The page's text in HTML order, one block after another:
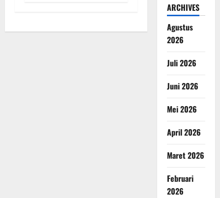
ARCHIVES
Agustus
2026
Juli 2026
Juni 2026
Mei 2026
April 2026
Maret 2026
Februari
2026